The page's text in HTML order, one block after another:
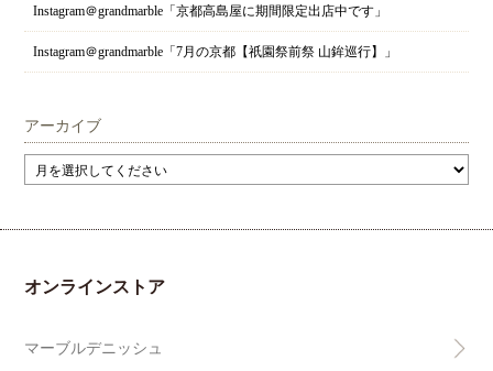
Instagram＠grandmarble「京都高島屋に期間限定出店中です」
Instagram＠grandmarble「7月の京都【祇園祭前祭 山鉾巡行】」
アーカイブ
オンラインストア
マーブルデニッシュ